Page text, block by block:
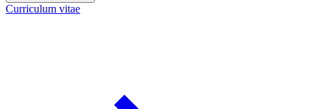
Curriculum vitae